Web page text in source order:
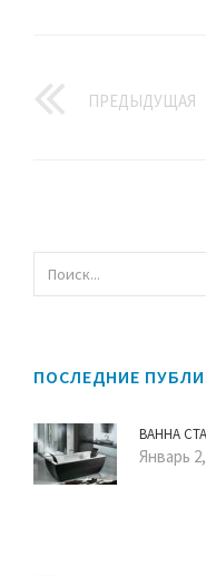
ПРЕДЫДУЩАЯ
ПОСЛЕДНИЕ
ВАННА
Январь